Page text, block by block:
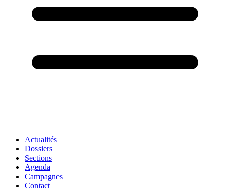
Actualités
Dossiers
Sections
Agenda
Campagnes
Contact